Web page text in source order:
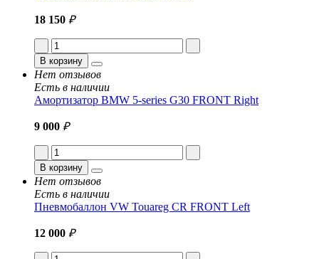
18 150 ₽
В корзину
Нет отзывов
Есть в наличии
Амортизатор BMW 5-series G30 FRONT Right
9 000 ₽
В корзину
Нет отзывов
Есть в наличии
Пневмобаллон VW Touareg CR FRONT Left
12 000 ₽